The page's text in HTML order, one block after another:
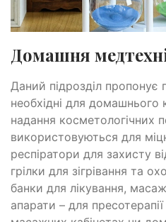
Домашня
Даний підрозділ пропонує
необхідні для домашнього
надання косметологічних
використовуються для
респіратори для захисту
грілки для зігрівання та
банки для лікування,
апарати – для